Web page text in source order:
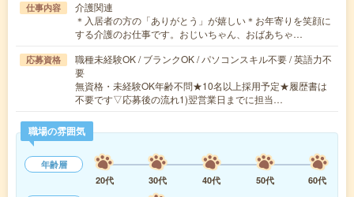
仕事内容
介護関連
＊入居者の方の「ありがとう」が嬉しい＊お年寄りを笑顔に
する介護のお仕事です。おじいちゃん、おばあちゃ…
応募資格
職種未経験OK / ブランクOK / パソコンスキル不要 / 英語力不
要
無資格・未経験OK年齢不問★10名以上採用予定★履歴書は
不要です▽応募後の流れ1)翌営業日までに担当…
職場の雰囲気
年齢層
20代
30代 40代 50代
60代